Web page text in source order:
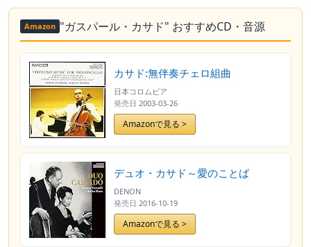
Amazon "ガスパール・カサド" おすすめCD・音源
カサド:無伴奏チェロ組曲
日本コロムビア
発売日 2003-03-26
Amazonで見る >
デュオ・カサド～愛のことば
DENON
発売日 2016-10-19
Amazonで見る >